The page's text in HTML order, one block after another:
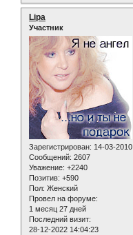
Lipa
Участник
Зарегистрирован: 14-03-2010
Сообщений: 2607
Уважение: +2240
Позитив: +590
Пол: Женский
Провел на форуме:
1 месяц 27 дней
Последний визит:
28-12-2022 14:04:23